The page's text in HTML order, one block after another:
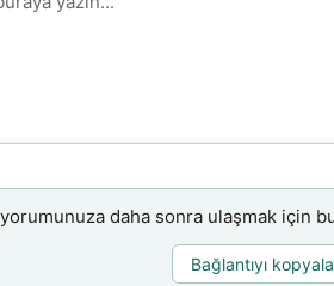
daha sonra ulaşmak için
Bağlantıyı kopyala